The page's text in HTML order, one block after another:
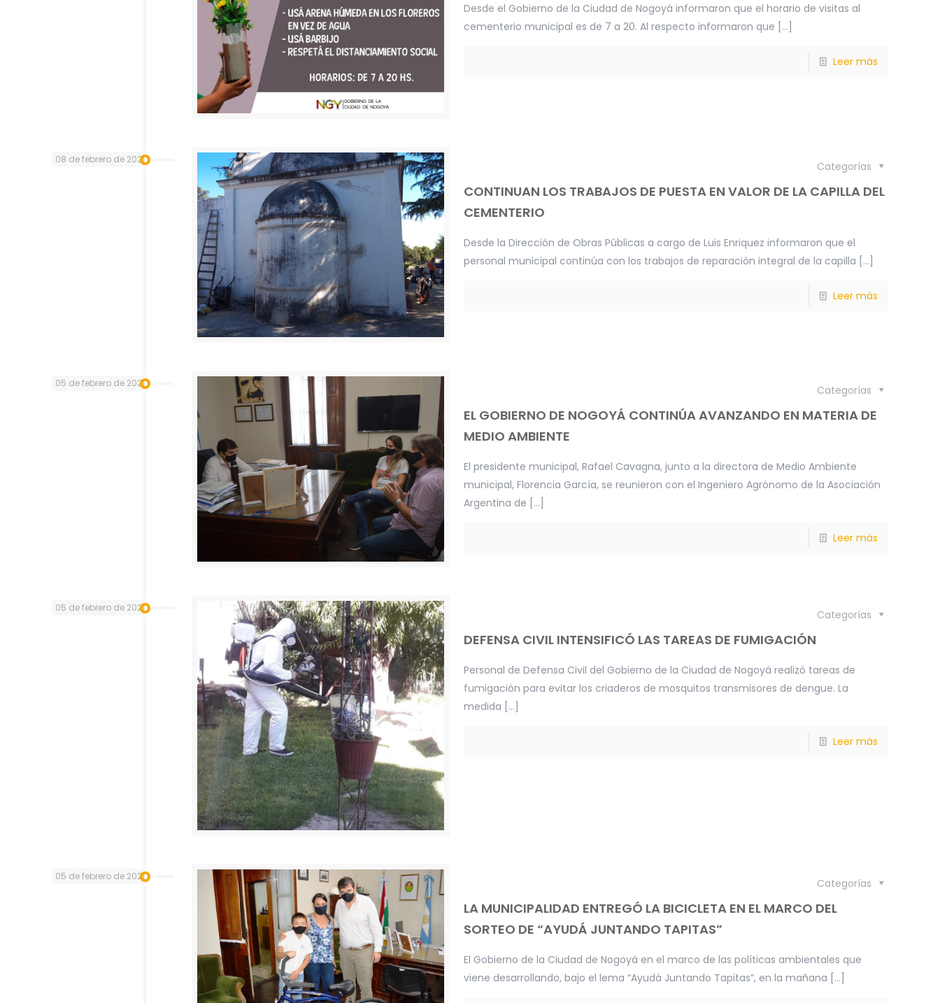
Desde el Gobierno de la Ciudad de Nogoyá informaron que el horario de visitas al
cementerio municipal es de 7 a 20. Al respecto informaron que […]
Leer más
08 de febrero de 2021
Categorías
CONTINUAN LOS TRABAJOS DE PUESTA EN VALOR DE LA CAPILLA DEL
CEMENTERIO
Desde la Dirección de Obras Públicas a cargo de Luis Enriquez informaron que el
personal municipal continúa con los trabajos de reparación integral de la capilla […]
Leer más
05 de febrero de 2021
Categorías
EL GOBIERNO DE NOGOYÁ CONTINÚA AVANZANDO EN MATERIA DE
MEDIO AMBIENTE
El presidente municipal, Rafael Cavagna, junto a la directora de Medio Ambiente
municipal, Florencia García, se reunieron con el Ingeniero Agrónomo de la Asociación
Argentina de […]
Leer más
05 de febrero de 2021
Categorías
DEFENSA CIVIL INTENSIFICÓ LAS TAREAS DE FUMIGACIÓN
Personal de Defensa Civil del Gobierno de la Ciudad de Nogoyá realizó tareas de
fumigación para evitar los criaderos de mosquitos transmisores de dengue. La
medida […]
Leer más
05 de febrero de 2021
Categorías
LA MUNICIPALIDAD ENTREGÓ LA BICICLETA EN EL MARCO DEL
SORTEO DE “AYUDÁ JUNTANDO TAPITAS”
El Gobierno de la Ciudad de Nogoyá en el marco de las políticas ambientales que
viene desarrollando, bajo el lema “Ayudá Juntando Tapitas”, en la mañana […]